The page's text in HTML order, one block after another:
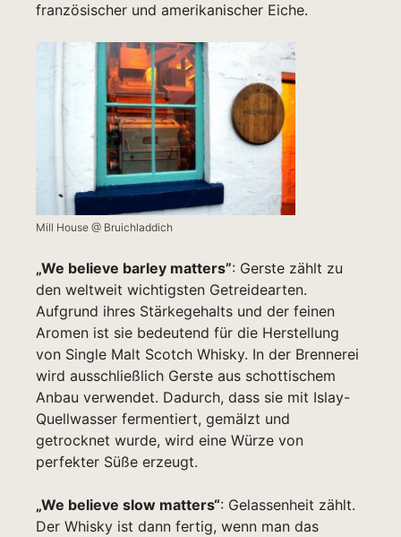
französischer und amerikanischer Eiche.
Mill House @ Bruichladdich
„We believe barley matters”: Gerste zählt zu
den weltweit wichtigsten Getreidearten.
Aufgrund ihres Stärkegehalts und der feinen
Aromen ist sie bedeutend für die Herstellung
von Single Malt Scotch Whisky. In der Brennerei
wird ausschließlich Gerste aus schottischem
Anbau verwendet. Dadurch, dass sie mit Islay-
Quellwasser fermentiert, gemälzt und
getrocknet wurde, wird eine Würze von
perfekter Süße erzeugt.
„We believe slow matters“: Gelassenheit zählt.
Der Whisky ist dann fertig, wenn man das